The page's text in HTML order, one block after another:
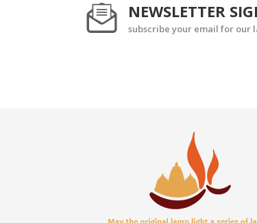
NEWSLETTER
subscribe your email for our